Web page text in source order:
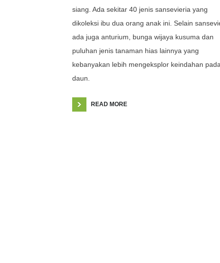
siang. Ada sekitar 40 jenis sansevieria yang
dikoleksi ibu dua orang anak ini. Selain
ada juga anturium, bunga wijaya kusuma dan
puluhan jenis tanaman hias lainnya yang
kebanyakan lebih mengeksplor keindahan pada
daun.
READ MORE